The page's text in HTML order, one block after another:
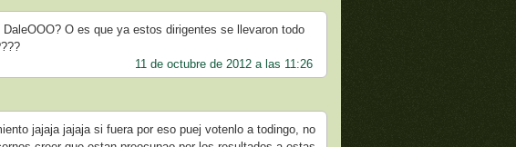
O es que ya estos dirigentes se llevaron todo
11 de octubre de 2012 a las 11:26
jajaja jajaja si fuera por eso puej votenlo a todingo, no